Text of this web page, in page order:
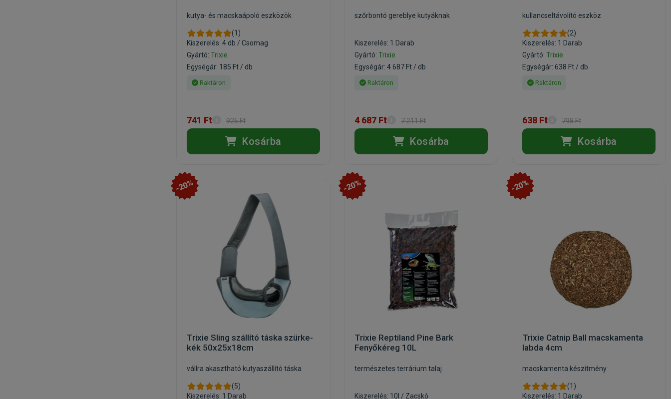
kutya- és macskaápoló eszközök
(1)
Kiszerelés: 4 db / Csomag
Gyártó: Trixie
Egységár: 185 Ft / db
Raktáron
741 Ft 926 Ft
Kosárba
szőrbontó gereblye kutyáknak
Kiszerelés: 1 Darab
Gyártó: Trixie
Egységár: 4 687 Ft / db
Raktáron
4 687 Ft 7 211 Ft
Kosárba
kullancseltávolító eszköz
(2)
Kiszerelés: 1 Darab
Gyártó: Trixie
Egységár: 638 Ft / db
Raktáron
638 Ft 798 Ft
Kosárba
-20%
Trixie Sling szállító táska szürke-
kék 50x25x18cm
vállra akasztható kutyaszállító táska
(5)
Kiszerelés: 1 Darab
-20%
Trixie Reptiland Pine Bark
Fenyőkéreg 10L
természetes terrárium talaj
Kiszerelés: 10l / Zacskó
-20%
Trixie Catnip Ball macskamenta
labda 4cm
macskamenta készítmény
(1)
Kiszerelés: 1 Darab